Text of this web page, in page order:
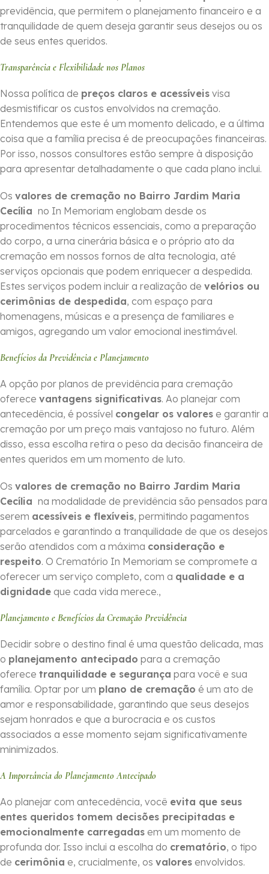
previdência, que permitem o planejamento financeiro e a
tranquilidade de quem deseja garantir seus desejos ou os
de seus entes queridos.
Transparência e Flexibilidade nos Planos
Nossa política de preços claros e acessíveis visa
desmistificar os custos envolvidos na cremação.
Entendemos que este é um momento delicado, e a última
coisa que a família precisa é de preocupações financeiras.
Por isso, nossos consultores estão sempre à disposição
para apresentar detalhadamente o que cada plano inclui.
Os valores de cremação no Bairro Jardim Maria
Cecília no In Memoriam englobam desde os
procedimentos técnicos essenciais, como a preparação
do corpo, a urna cinerária básica e o próprio ato da
cremação em nossos fornos de alta tecnologia, até
serviços opcionais que podem enriquecer a despedida.
Estes serviços podem incluir a realização de velórios ou
cerimônias de despedida, com espaço para
homenagens, músicas e a presença de familiares e
amigos, agregando um valor emocional inestimável.
Benefícios da Previdência e Planejamento
A opção por planos de previdência para cremação
oferece vantagens significativas. Ao planejar com
antecedência, é possível congelar os valores e garantir a
cremação por um preço mais vantajoso no futuro. Além
disso, essa escolha retira o peso da decisão financeira de
entes queridos em um momento de luto.
Os valores de cremação no Bairro Jardim Maria
Cecília na modalidade de previdência são pensados para
serem acessíveis e flexíveis, permitindo pagamentos
parcelados e garantindo a tranquilidade de que os desejos
serão atendidos com a máxima consideração e
respeito. O Crematório In Memoriam se compromete a
oferecer um serviço completo, com a qualidade e a
dignidade que cada vida merece.,
Planejamento e Benefícios da Cremação Previdência
Decidir sobre o destino final é uma questão delicada, mas
o planejamento antecipado para a cremação
oferece tranquilidade e segurança para você e sua
família. Optar por um plano de cremação é um ato de
amor e responsabilidade, garantindo que seus desejos
sejam honrados e que a burocracia e os custos
associados a esse momento sejam significativamente
minimizados.
A Importância do Planejamento Antecipado
Ao planejar com antecedência, você evita que seus
entes queridos tomem decisões precipitadas e
emocionalmente carregadas em um momento de
profunda dor. Isso inclui a escolha do crematório, o tipo
de cerimônia e, crucialmente, os valores envolvidos.